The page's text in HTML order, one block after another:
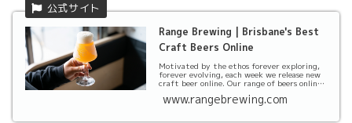
Range Brewing | Brisbane's Best
Craft Beers Online
Motivated by the ethos forever exploring,
forever evolving, each week we release new
craft beer online. Our range of beers online
www.rangebrewing.com